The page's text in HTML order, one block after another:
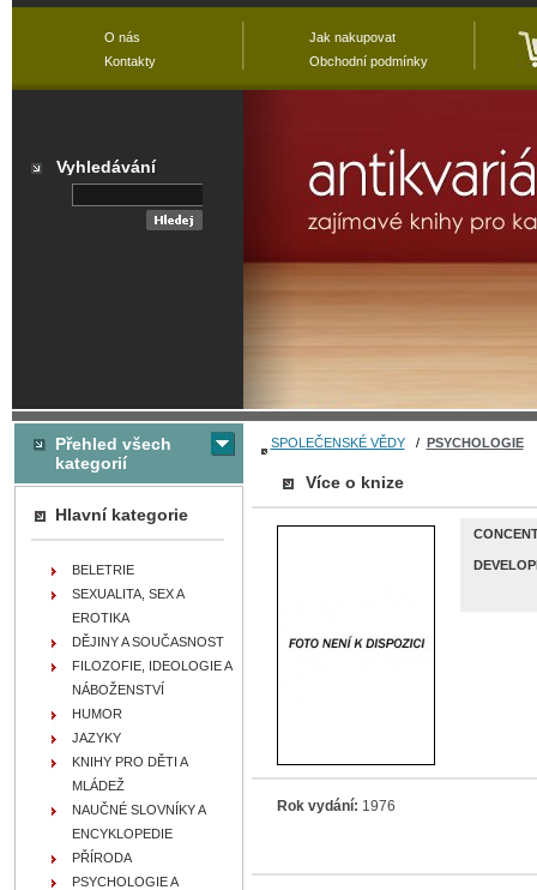
SPOLEČENSKÉ VĚDY/ PSYCHOLOGIE
Více o knize
Rok vydání: 1976
Přehled všech
kategorií
Hlavní kategorie
BELETRIE
SEXUALITA, SEX A
EROTIKA
DĚJINY A SOUČASNOST
FILOZOFIE, IDEOLOGIE A
NÁBOŽENSTVÍ
HUMOR
JAZYKY
KNIHY PRO DĚTI A
MLÁDEŽ
NAUČNÉ SLOVNÍKY A
ENCYKLOPEDIE
PŘÍRODA
PSYCHOLOGIE A
O nás
Kontakty
Jak nakupovat
Obchodní podmínky
Vyhledávání